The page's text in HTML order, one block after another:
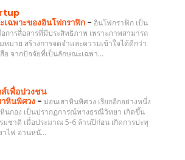
เฉพาะของอินโฟกราฟิก - อินโฟกราฟิก เป็น
อการสื่อสารที่มีประสิทธิภาพ เพราะภาพสามารถ
หมาย สร้างการจดจำและความเข้าใจได้ดีกว่า
อ จากปัจจัยที่เป็นลักษณะเฉพา...
เพื่อปวงชน
หินพิศวง - ม่อนเสาหินพิศวง เรียกอีกอย่างหนึ่ง
นกอง เป็นปรากฏการณ์ทางธรณีวิทยา เกิดขึ้น
มชาติ เมื่อประมาณ 5-6 ล้านปีก่อน เกิดการปะทุ
าไฟ อ่านหนั...